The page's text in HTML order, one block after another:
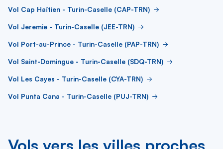
Vol Cap Haïtien - Turin-Caselle (CAP-TRN)
Vol Jeremie - Turin-Caselle (JEE-TRN)
Vol Port-au-Prince - Turin-Caselle (PAP-TRN)
Vol Saint-Domingue - Turin-Caselle (SDQ-TRN)
Vol Les Cayes - Turin-Caselle (CYA-TRN)
Vol Punta Cana - Turin-Caselle (PUJ-TRN)
Vols vers les villes proches